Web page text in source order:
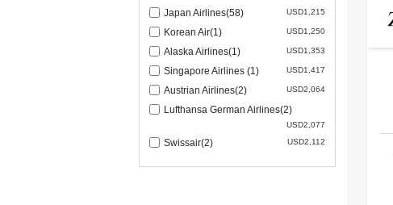
Japan Airlines(58) USD1,215
Korean Air(1) USD1,250
Alaska Airlines(1) USD1,353
Singapore Airlines (1) USD1,417
Austrian Airlines(2) USD2,064
Lufthansa German Airlines(2)
USD2,077
Swissair(2) USD2,112